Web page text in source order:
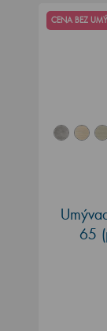
CENA BEZ
65